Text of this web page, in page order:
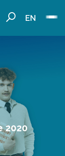
EN
2020